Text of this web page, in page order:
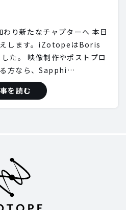
り新たなチャプターへ 本日
えします。iZotopeはBoris
た。 映像制作やポストプロ
る方なら、Sapphi…
を読む